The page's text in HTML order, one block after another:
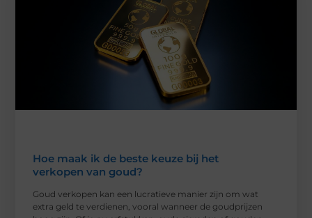
Hoe maak ik de beste keuze bij het
verkopen van goud?
Goud verkopen kan een lucratieve manier zijn om wat
extra geld te verdienen, vooral wanneer de goudprijzen